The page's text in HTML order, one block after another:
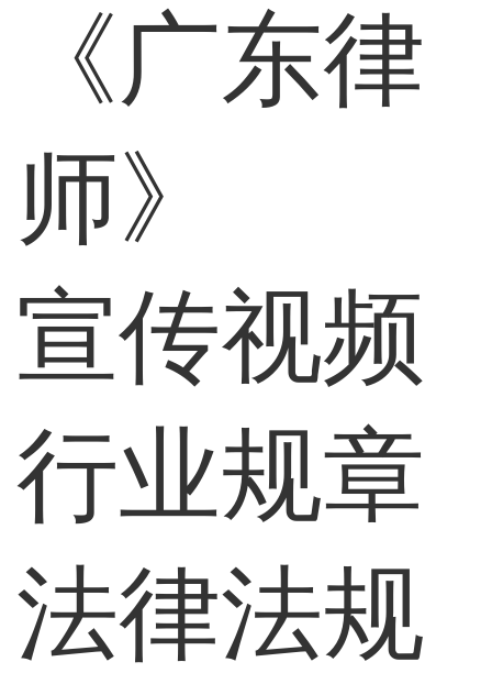
《广东律
师》
宣传视频
行业规章
法律法规